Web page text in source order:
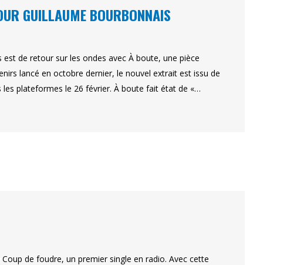
GUILLAUME BOURBONNAIS
de retour sur les ondes avec À boute, une pièce
lancé en octobre dernier, le nouvel extrait est issu de
plateformes le 26 février. À boute fait état de «…
de foudre, un premier single en radio. Avec cette